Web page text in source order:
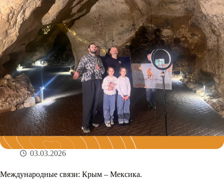
03.03.2026
Международные связи: Крым – Мексика.